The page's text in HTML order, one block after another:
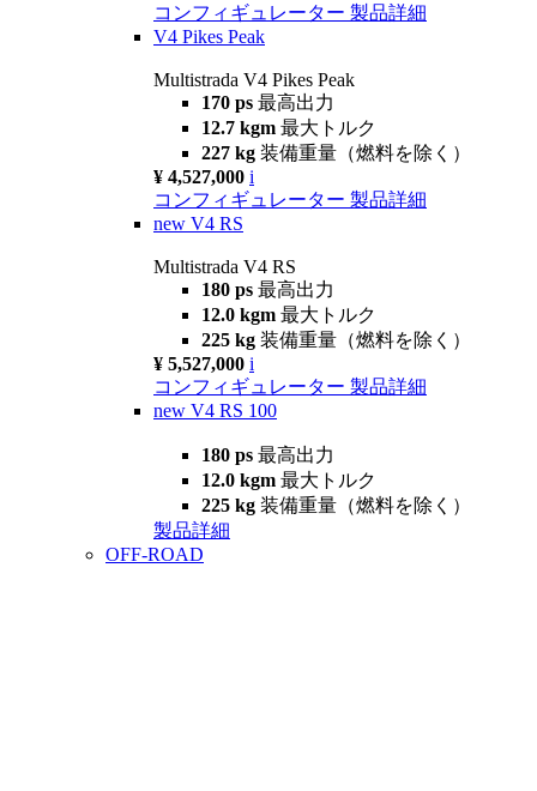
コンフィギュレーター 製品詳細
V4 Pikes Peak
Multistrada V4 Pikes Peak
170 ps 最高出力
12.7 kgm 最大トルク
227 kg 装備重量（燃料を除く）
¥ 4,527,000 i
コンフィギュレーター 製品詳細
new V4 RS
Multistrada V4 RS
180 ps 最高出力
12.0 kgm 最大トルク
225 kg 装備重量（燃料を除く）
¥ 5,527,000 i
コンフィギュレーター 製品詳細
new V4 RS 100
180 ps 最高出力
12.0 kgm 最大トルク
225 kg 装備重量（燃料を除く）
製品詳細
OFF-ROAD